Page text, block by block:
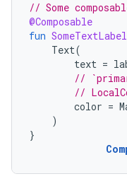
// Some
@Composable
fun SomeTextLabel
Text(
text =
//
//
color =
)
}